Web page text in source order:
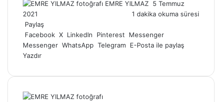
EMRE YILMAZ Bir
e-
göndermek
5 Temmuz
2021
1 dakika okuma süresi
Paylaş
Facebook X LinkedIn Pinterest
Messenger
Messenger WhatsApp Telegram E-Posta ile paylaş
Yazdır